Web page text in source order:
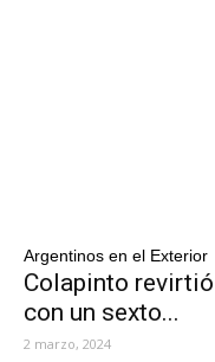
Argentinos en el Exterior
Colapinto
con un sexto...
2 marzo, 2024